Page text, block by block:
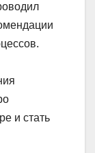
и стать